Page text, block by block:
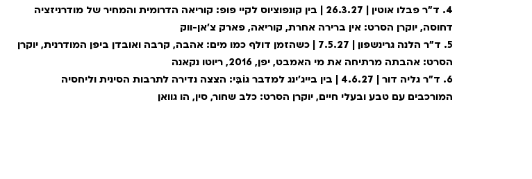
4. ד"ר פבלו אוטין | 26.3.27 | בין קונפוציוס לקיי פופ: קוריאה הדרומית והמחיר של מודרניזציה
דחוסה, יוקרן הסרט: אין ברירה אחרת, קוריאה, פארק צ'אן-ווק
5. ד"ר הלנה גרינשפון | 7.5.27 | כשהזמן דולף כמו מים: אהבה, קרבה ואובדן ביפן המודרנית, יוקרן
הסרט: אהבתה מרתיחה את מי האמבט, יפן, 2016, ריוטו נקאנה
6. ד"ר גליה דור | 4.6.27 | בין בייג'ינג למדבר גוֹבִּי: הצצה נדירה לתרבות הסינית וליחסיה
המורכבים עם טבע ובעלי חיים, יוקרן הסרט: כלב שחור, סין, הו גוואן